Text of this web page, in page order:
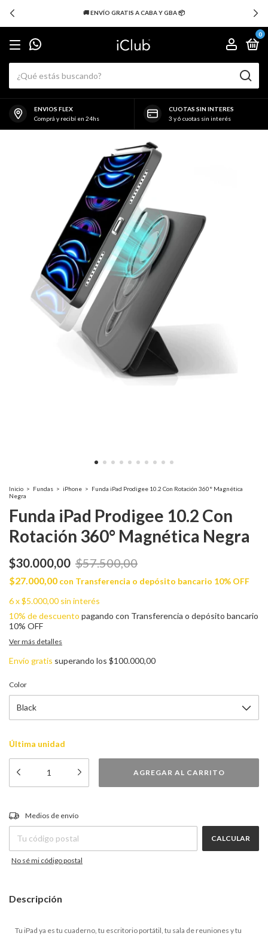
🚚 ENVÍO GRATIS A CABA Y GBA 📦
0
ENVIOS FLEX
Comprá y recibí en 24hs
CUOTAS SIN INTERES
3 y 6 cuotas sin interés
Inicio > Fundas > iPhone > Funda iPad Prodigee 10.2 Con Rotación 360° Magnética
Negra
Funda iPad Prodigee 10.2 Con
Rotación 360° Magnética Negra
$30.000,00 $57.500,00
$27.000,00 con Transferencia o depósito bancario 10% OFF
6x$5.000,00 sin interés
10% de descuento pagando con Transferencia o depósito bancario
10% OFF
Ver más detalles
Envío gratis superando los $100.000,00
Color
Última unidad
Entregas para el CP:
Medios de envío
CALCULAR
No sé mi código postal
Descripción
Tu iPad ya es tu cuaderno, tu escritorio portátil, tu sala de reuniones y tu